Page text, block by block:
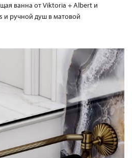
ванна от Viktoria + Albert и
и ручной душ в матовой